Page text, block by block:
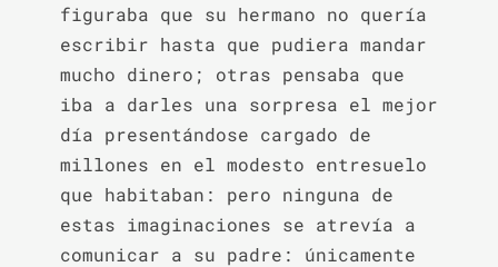
figuraba que su hermano no quería
escribir hasta que pudiera mandar
mucho dinero; otras pensaba que
iba a darles una sorpresa el mejor
día presentándose cargado de
millones en el modesto entresuelo
que habitaban: pero ninguna de
estas imaginaciones se atrevía a
comunicar a su padre: únicamente